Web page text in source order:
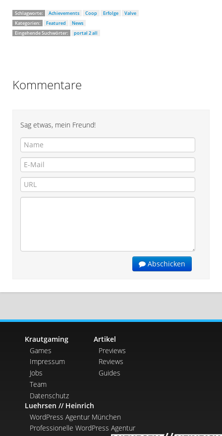
Schlagworte: Achievements Coop Erfolge
Valve
Kategorien:
Featured
News
Eingehende Suchwörter:
portal 2 all
Kommentare
Sag etwas, mein Freund!
Abschicken
Krautgaming
Games
Impressum
Jobs
Team
Datenschutz
Artikel
Previews
Reviews
Guides
Luehrsen // Heinrich
WordPress Agentur München
Professionelle WordPress Agentur